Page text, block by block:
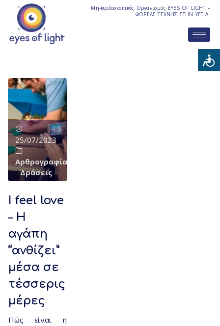
Μη-κερδοσκοπικός Οργανισμός EYES OF LIGHT –
ΦΟΡΕΑΣ ΤΕΧΝΗΣ ΣΤΗΝ ΥΓΕΙΑ
25/07/2023
Αρθρογραφία
/ Δράσεις
I feel love
– Η
αγάπη
“ανθίζει”
μέσα σε
τέσσερις
μέρες
Πώς είναι η